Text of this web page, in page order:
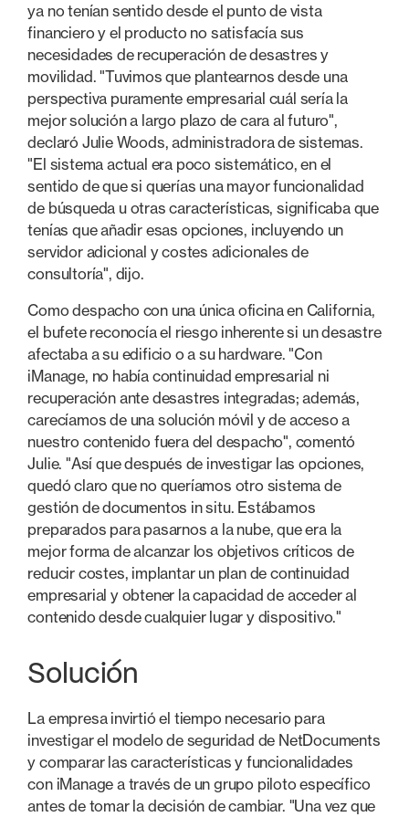
ya no tenían sentido desde el punto de vista
financiero y el producto no satisfacía sus
necesidades de recuperación de desastres y
movilidad. "Tuvimos que plantearnos desde una
perspectiva puramente empresarial cuál sería la
mejor solución a largo plazo de cara al futuro",
declaró Julie Woods, administradora de sistemas.
"El sistema actual era poco sistemático, en el
sentido de que si querías una mayor funcionalidad
de búsqueda u otras características, significaba que
tenías que añadir esas opciones, incluyendo un
servidor adicional y costes adicionales de
consultoría", dijo.
Como despacho con una única oficina en California,
el bufete reconocía el riesgo inherente si un desastre
afectaba a su edificio o a su hardware. "Con
iManage, no había continuidad empresarial ni
recuperación ante desastres integradas; además,
carecíamos de una solución móvil y de acceso a
nuestro contenido fuera del despacho", comentó
Julie. "Así que después de investigar las opciones,
quedó claro que no queríamos otro sistema de
gestión de documentos in situ. Estábamos
preparados para pasarnos a la nube, que era la
mejor forma de alcanzar los objetivos críticos de
reducir costes, implantar un plan de continuidad
empresarial y obtener la capacidad de acceder al
contenido desde cualquier lugar y dispositivo."
Solución
La empresa invirtió el tiempo necesario para
investigar el modelo de seguridad de NetDocuments
y comparar las características y funcionalidades
con iManage a través de un grupo piloto específico
antes de tomar la decisión de cambiar. "Una vez que